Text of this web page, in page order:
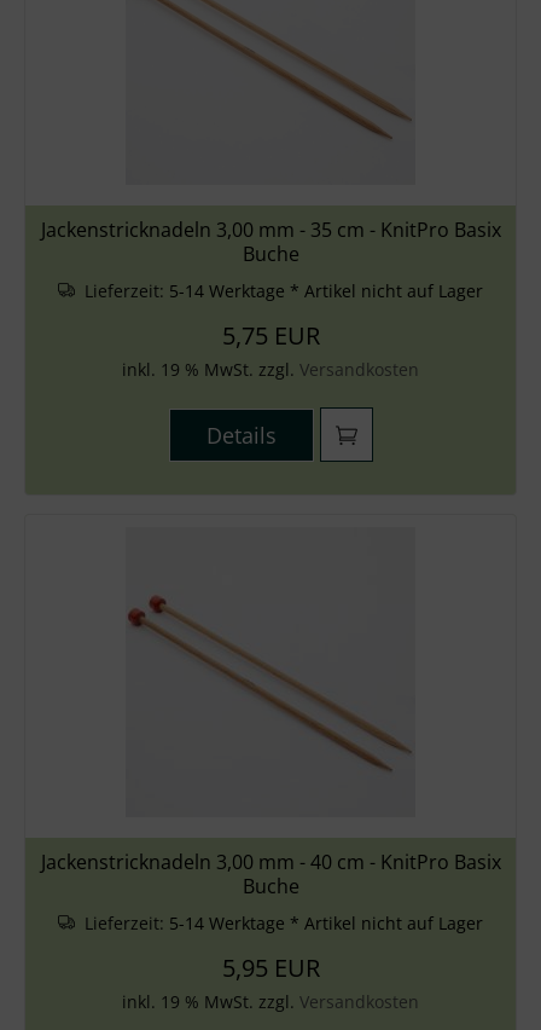
Jackenstricknadeln 3,00 mm - 35 cm - KnitPro Basix
Buche
Lieferzeit: 5-14 Werktage * Artikel nicht auf Lager
5,75 EUR
inkl. 19 % MwSt. zzgl. Versandkosten
Details
Jackenstricknadeln 3,00 mm - 40 cm - KnitPro Basix
Buche
Lieferzeit: 5-14 Werktage * Artikel nicht auf Lager
5,95 EUR
inkl. 19 % MwSt. zzgl. Versandkosten